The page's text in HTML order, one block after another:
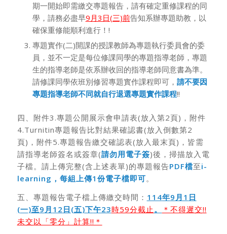
期一開始即需繳交專題報告，請有確定重修課程的同
學，請務必盡早9月3日(三)前告知系辦專題助教，以
確保重修能順利進行！!
專題實作(二)開課的授課教師為專題執行委員會的委
員，並不一定是每位修課同學的專題指導老師，專題
生的指導老師是依系辦收回的指導老師同意書為準。
請修課同學依班別修習專題實作課程即可， 請不要因
專題指導老師不同就自行退選專題實作課程!!
四、附件3.專題公開展示會申請表(放入第2頁)，附件
4.Turnitin專題報告比對結果確認書(放入倒數第2
頁)，附件5.專題報告繳交確認表(放入最末頁)，皆需
請指導老師簽名或簽章(請勿用電子簽)後，掃描放入電
子檔。請上傳完整(含上述表單)的專題報告PDF檔至i-
learning ，每組上傳1 份電子檔即可。
五、專題報告電子檔上傳繳交時間： 114年9 月1 日
(一)至9 月 12 日 (五)下午23時59分截止。
＊不得遲交!!
未交以「零分」計算!!＊